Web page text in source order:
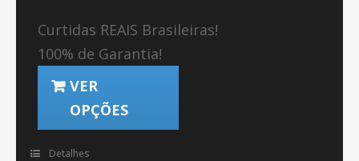
Curtidas REAIS Brasileiras!
100% de Garantia!
VER
OPÇÕES
Detalhes